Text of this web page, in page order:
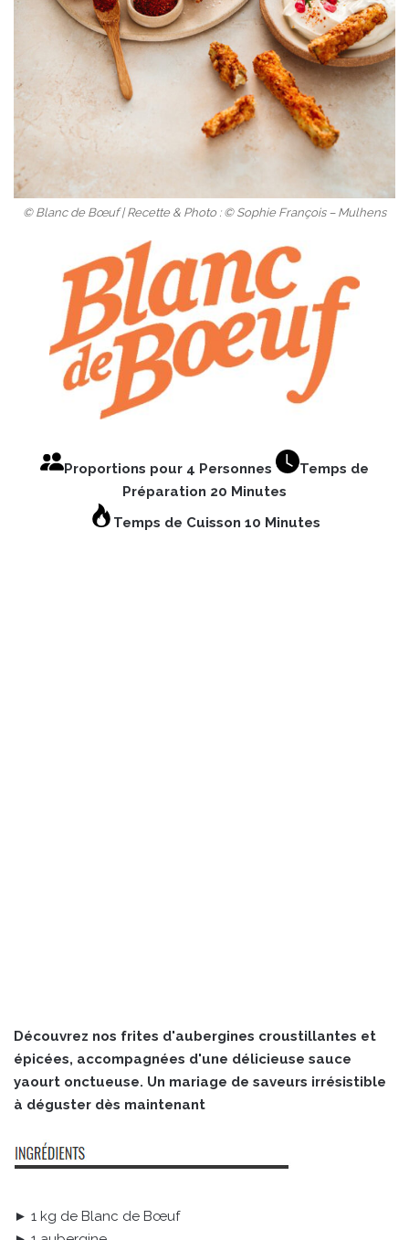
© Blanc de Bœuf | Recette & Photo : © Sophie François – Mulhens
Proportions pour 4 Personnes
Temps de
Préparation 20 Minutes
Temps de Cuisson 10 Minutes
Découvrez nos frites d'aubergines croustillantes et
épicées, accompagnées d'une délicieuse sauce
yaourt onctueuse. Un mariage de saveurs irrésistible
à déguster dès maintenant
► 1 kg de Blanc de Bœuf